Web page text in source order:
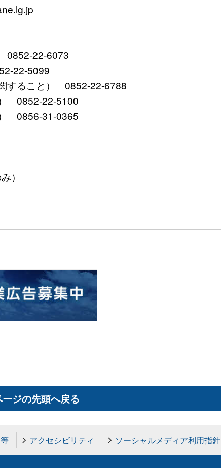
0852-22-6073
22-5099
すること） 0852-22-6788
） 0852-22-5100
） 0856-31-0365
）
ジの先頭へ戻る
アクセシビリティ ソーシャルメディア利用指針